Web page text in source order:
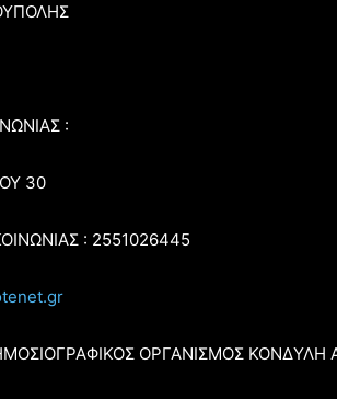
:
30
: 2551026445
ΟΡΓΑΝΙΣΜΟΣ ΚΟΝΔΥΛΗ